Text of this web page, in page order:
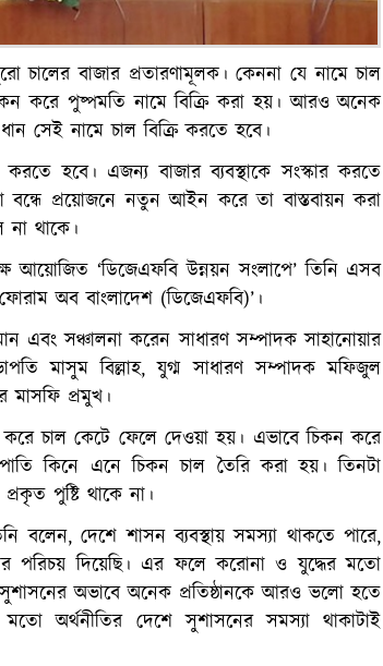
চালের বাজার প্রতারণামূলক। কেননা যে নামে চাল
করে পুষ্পমতি নামে বিক্রি করা হয়। আরও অনেক
সেই নামে চাল বিক্রি করতে হবে।
হবে। এজন্য বাজার ব্যবস্থাকে সংস্কার করতে
প্রয়োজনে নতুন আইন করে তা বাস্তবায়ন করা
থাকে।
আয়োজিত ‘ডিজেএফবি উন্নয়ন সংলাপে’ তিনি এসব
অব বাংলাদেশ (ডিজেএফবি)’।
এবং সঞ্চালনা করেন সাধারণ সম্পাদক সাহানোয়ার
মাসুম বিল্লাহ, যুগ্ম সাধারণ সম্পাদক মফিজুল
প্রমুখ।
করে চাল কেটে ফেলে দেওয়া হয়। এভাবে চিকন করে
কিনে এনে চিকন চাল তৈরি করা হয়। তিনটা
পুষ্টি থাকে না।
বলেন, দেশে শাসন ব্যবস্থায় সমস্যা থাকতে পারে,
পরিচয় দিয়েছি। এর ফলে করোনা ও যুদ্ধের মতো
অভাবে অনেক প্রতিষ্ঠানকে আরও ভলো হতে
অর্থনীতির দেশে সুশাসনের সমস্যা থাকাটাই